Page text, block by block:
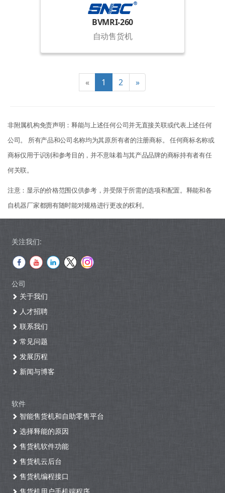
BVMRI-260
自动售货机
« 1 2 »
非附属机构免责声明：释能与上述任何公司并无直接关联或代表上述任何
公司。 所有产品和公司名称均为其原所有者的注册商标。 任何商标名称或
商标仅用于识别和参考目的，并不意味着与其产品品牌的商标持有者有任
何关联。
注意：显示的价格范围仅供参考，并受限于所需的选项和配置。释能和各
自机器厂家都拥有随时能对规格进行更改的权利。
关注我们:
公司
关于我们
人才招聘
联系我们
常见问题
发展历程
新闻与博客
软件
智能售货机和自助零售平台
选择释能的原因
售货机软件功能
售货机云后台
售货机编程接口
售货机用户手机端程序